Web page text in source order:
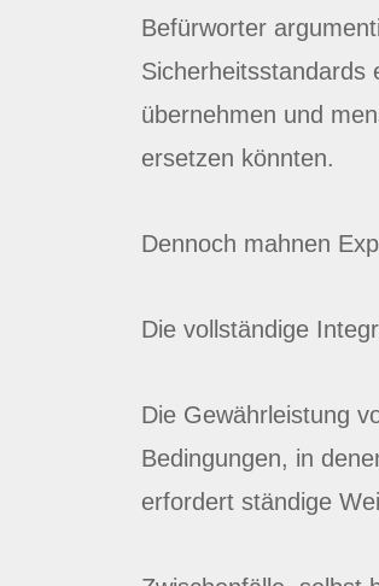
Befürworter
Sicherheitsstandards
übernehmen und
ersetzen könnten.
Dennoch mahnen
Die vollständige
Die Gewährleistung
Bedingungen, in
erfordert ständige